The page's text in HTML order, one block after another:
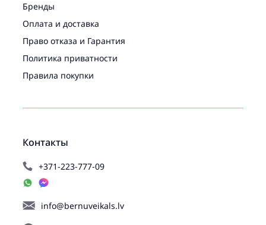
Контакты
+371-223-777-09
info@bernuveikals.lv
Бренды
Оплата и доставка
Право отказа и Гарантия
Политика приватности
Правила покупки